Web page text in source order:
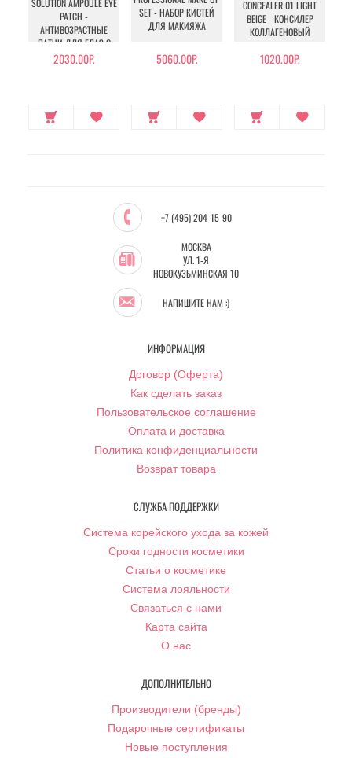
SOLUTION AMPOULE EYE
PATCH -
АНТИВОЗРАСТНЫЕ
ПАТЧИ ДЛЯ ГЛАЗ С
ЗОЛОТОМ И
2030.00Р.
SET - НАБОР КИСТЕЙ
ДЛЯ МАКИЯЖА
5060.00Р.
CONCEALER 01 LIGHT
BEIGE - КОНСИЛЕР
КОЛЛАГЕНОВЫЙ
1020.00Р.
+7 (495) 204-15-90
МОСКВА
УЛ. 1-Я
НОВОКУЗЬМИНСКАЯ 10
НАПИШИТЕ НАМ :)
ИНФОРМАЦИЯ
Договор (Оферта)
Как сделать заказ
Пользовательское соглашение
Оплата и доставка
Политика конфиденциальности
Возврат товара
СЛУЖБА ПОДДЕРЖКИ
Система корейского ухода за кожей
Сроки годности косметики
Статьи о косметике
Система лояльности
Связаться с нами
Карта сайта
О нас
ДОПОЛНИТЕЛЬНО
Производители (бренды)
Подарочные сертификаты
Новые поступления